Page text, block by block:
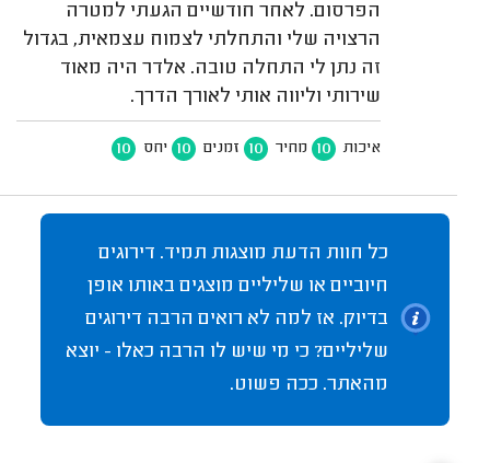
הפרסום. לאחר חודשיים הגעתי למטרה
הרצויה שלי והתחלתי לצמוח עצמאית, בגדול
זה נתן לי התחלה טובה. אלדר היה מאוד
שירותי וליווה אותי לאורך הדרך.
איכות 10 מחיר 10 זמנים 10 יחס 10
כל חוות הדעת מוצגות תמיד. דירוגים
חיוביים או שליליים מוצגים באותו אופן
בדיוק. אז למה לא רואים הרבה דירוגים
שליליים? כי מי שיש לו הרבה כאלו - יוצא
מהאתר. ככה פשוט.